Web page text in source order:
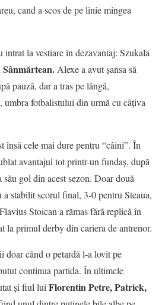
cand a scos de pe linie mingea
intrat la vestiare în dezavantaj: Szukala
Sânmărtean. Alexe a avut şansa să
pauză, dar a tras pe lângă,
umbra fotbalistului din urmă cu câțiva
însă cele mai dure pentru “câini”. În
avantajul tot printr-un fundaș, după
gol din acest sezon. Doar două
stabilit scorul final, 3-0 pentru Steaua,
Stoican a rămas fără replică în
la primul derby din cariera de antrenor.
doar când o petardă l-a lovit pe
continua partida. În ultimele
și fiul lui Florentin Petre, Patrick,